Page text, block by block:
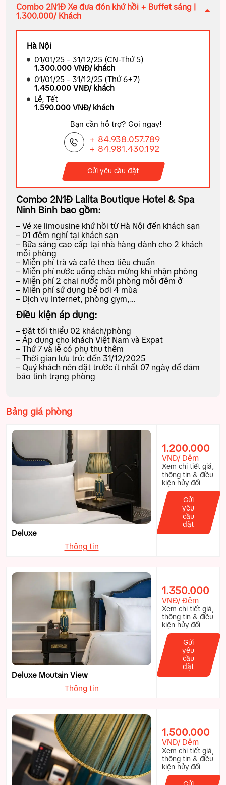
Combo 2N1Đ Xe đưa đón khứ hồi + Buffet sáng |
1.300.000/ Khách
Hà Nội
01/01/25 - 31/12/25 (CN-Thứ 5)
1.300.000 VNĐ/ khách
01/01/25 - 31/12/25 (Thứ 6+7)
1.450.000 VNĐ/ khách
Lễ, Tết
1.590.000 VNĐ/ khách
Bạn cần hỗ trợ? Gọi ngay!
+ 84.938.057.789
+ 84.981.430.192
Gửi yêu cầu đặt
Combo 2N1Đ Lalita Boutique Hotel & Spa
Ninh Binh bao gồm:
– Vé xe limousine khứ hồi từ Hà Nội đến khách sạn
– 01 đêm nghỉ tại khách sạn
– Bữa sáng cao cấp tại nhà hàng dành cho 2 khách
mỗi phòng
– Miễn phí trà và café theo tiêu chuẩn
– Miễn phí nước uống chào mừng khi nhận phòng
– Miễn phí 2 chai nước mỗi phòng mỗi đêm ở
– Miễn phí sử dụng bể bơi 4 mùa
– Dịch vụ Internet, phòng gym,…
Điều kiện áp dụng:
– Đặt tối thiểu 02 khách/phòng
– Áp dụng cho khách Việt Nam và Expat
– Thứ 7 và lễ có phụ thu thêm
– Thời gian lưu trú: đến 31/12/2025
– Quý khách nên đặt trước ít nhất 07 ngày để đảm
bảo tình trạng phòng
Bảng giá phòng
Deluxe
Thông tin
1.200.000
VNĐ/ Đêm
Xem chi tiết giá,
thông tin & điều
kiện hủy đổi
Gửi
yêu
cầu
đặt
Deluxe Moutain View
Thông tin
1.350.000
VNĐ/ Đêm
Xem chi tiết giá,
thông tin & điều
kiện hủy đổi
Gửi
yêu
cầu
đặt
1.500.000
VNĐ/ Đêm
Xem chi tiết giá,
thông tin & điều
kiện hủy đổi